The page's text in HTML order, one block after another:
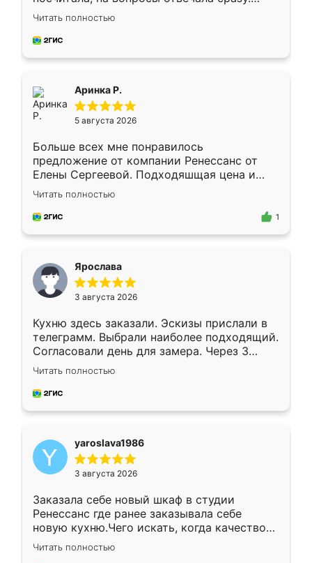
Замерщик приехал в субботу, подошёл к
делу со всей ответственностью. Собрали
за день, ребята работали аккуратно, даже
Читать полностью
Аринка Р.
5 августа 2026
Больше всех мне понравилось
предложение от компании Ренессанс от
Елены Сергеевой. Подходяшщая цена и
короткие сроки изготовления. Приехавший
для замера сотрудник Владислав
предложил по моему эскизу самый
Читать полностью
1
Ярослава
3 августа 2026
Кухню здесь заказали. Эскизы прислали в
телеграмм. Выбрали наиболее подходящий.
Согласовали день для замера. Через 3
недели кухня была уже готова. Остались
довольны работой. Спасибо Ренессанс
мебель за качественную работу!
Читать полностью
yaroslava1986
3 августа 2026
Заказала себе новый шкаф в студии
Ренессанс где ранее заказывала себе
новую кухню.Чего искать, когда качеством
вполне довольна. Служит кухня уже почти
два года, нареканий нет.
Читать полностью